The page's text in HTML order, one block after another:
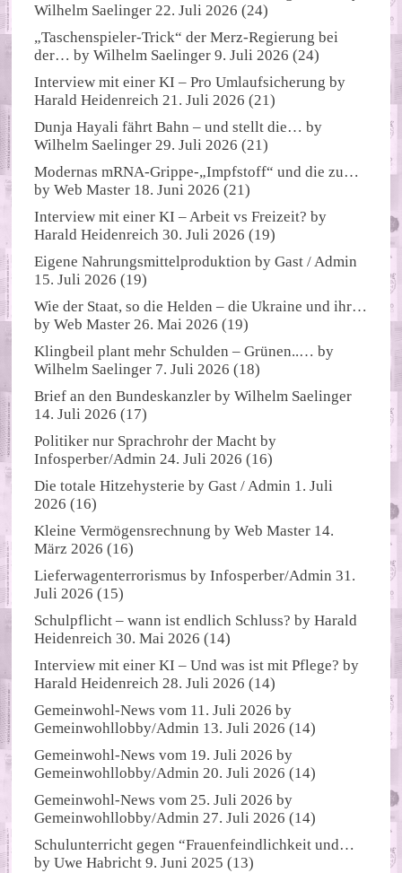
Wilhelm Saelinger 22. Juli 2026 (24)
„Taschenspieler-Trick“ der Merz-Regierung bei
der… byWilhelm Saelinger 9. Juli 2026 (24)
Interview mit einer KI – Pro Umlaufsicherung by
Harald Heidenreich 21. Juli 2026 (21)
Dunja Hayali fährt Bahn – und stellt die… by
Wilhelm Saelinger 29. Juli 2026 (21)
Modernas mRNA-Grippe-„Impfstoff“ und die zu…
byWeb Master 18. Juni 2026 (21)
Interview mit einer KI – Arbeit vs Freizeit? by
Harald Heidenreich 30. Juli 2026 (19)
Eigene Nahrungsmittelproduktion byGast / Admin
15. Juli 2026 (19)
Wie der Staat, so die Helden – die Ukraine und ihr…
byWeb Master 26. Mai 2026 (19)
Klingbeil plant mehr Schulden – Grünen..… by
Wilhelm Saelinger 7. Juli 2026 (18)
Brief an den Bundeskanzler byWilhelm Saelinger
14. Juli 2026 (17)
Politiker nur Sprachrohr der Macht by
Infosperber/Admin 24. Juli 2026 (16)
Die totale Hitzehysterie byGast / Admin 1. Juli
2026 (16)
Kleine Vermögensrechnung byWeb Master 14.
März 2026 (16)
Lieferwagenterrorismus byInfosperber/Admin 31.
Juli 2026 (15)
Schulpflicht – wann ist endlich Schluss? byHarald
Heidenreich 30. Mai 2026 (14)
Interview mit einer KI – Und was ist mit Pflege? by
Harald Heidenreich 28. Juli 2026 (14)
Gemeinwohl-News vom 11. Juli 2026 by
Gemeinwohllobby/Admin 13. Juli 2026 (14)
Gemeinwohl-News vom 19. Juli 2026 by
Gemeinwohllobby/Admin 20. Juli 2026 (14)
Gemeinwohl-News vom 25. Juli 2026 by
Gemeinwohllobby/Admin 27. Juli 2026 (14)
Schulunterricht gegen “Frauenfeindlichkeit und…
byUwe Habricht 9. Juni 2025 (13)